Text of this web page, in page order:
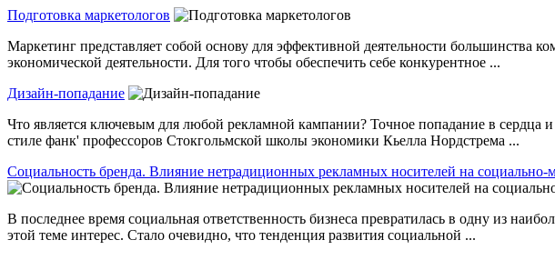
Подготовка маркетологов
Маркетинг представляет собой основу для эффективной деятельности большинства
экономической деятельности. Для того чтобы обеспечить себе конкурентное ...
Дизайн-попадание
Что является ключевым для любой рекламной кампании? Точное попадание в
стиле фанк' профессоров Стокгольмской школы экономики Кьелла Нордстрема ...
Социальность бренда. Влияние нетрадиционных рекламных носителей на социально-
В последнее время социальная ответственность бизнеса превратилась в одну из
этой теме интерес. Стало очевидно, что тенденция развития социальной ...